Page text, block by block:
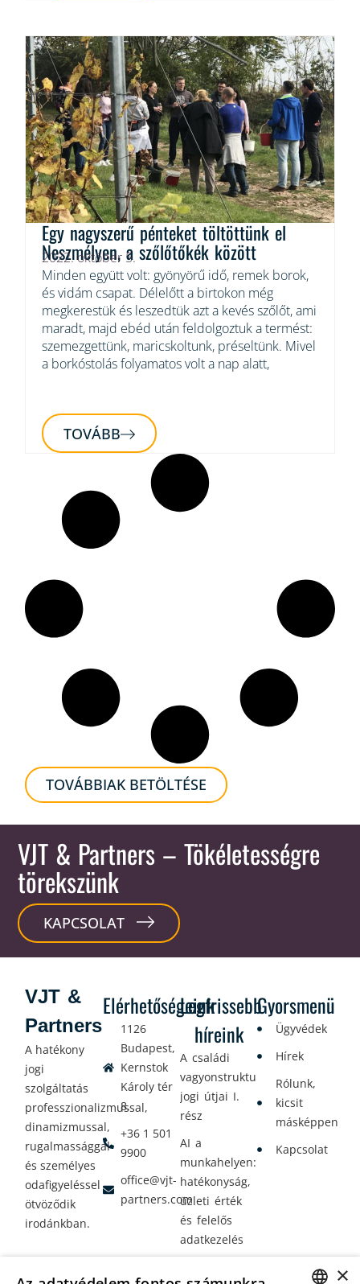
Egy nagyszerű pénteket töltöttünk el
Neszmélyen, a szőlőtőkék között
2022. október 5.
Minden együtt volt: gyönyörű idő, remek borok,
és vidám csapat. Délelőtt a birtokon még
megkerestük és leszedtük azt a kevés szőlőt, ami
maradt, majd ebéd után feldolgoztuk a termést:
szemezgettünk, maricskoltunk, préseltünk. Mivel
a borkóstolás folyamatos volt a nap alatt,
TOVÁBB
TOVÁBBIAK BETÖLTÉSE
VJT & Partners – Tökéletességre
törekszünk
KAPCSOLAT
Elérhetőségeink
1126
Budapest,
Kernstok
Károly tér
8.
+36 1 501
9900
office@vjt-
partners.com
Legfrissebb
híreink
A családi
vagyonstrukturálás
jogi útjai I.
rész
AI a
munkahelyen:
hatékonyság,
üzleti érték
és felelős
adatkezelés
Gyorsmenü
Ügyvédek
Hírek
Rólunk,
kicsit
másképpen
Kapcsolat
VJT &
Partners
A hatékony
jogi
szolgáltatás
professzionalizmussal,
dinamizmussal,
rugalmassággal
és személyes
odafigyeléssel
ötvöződik
irodánkban.
×